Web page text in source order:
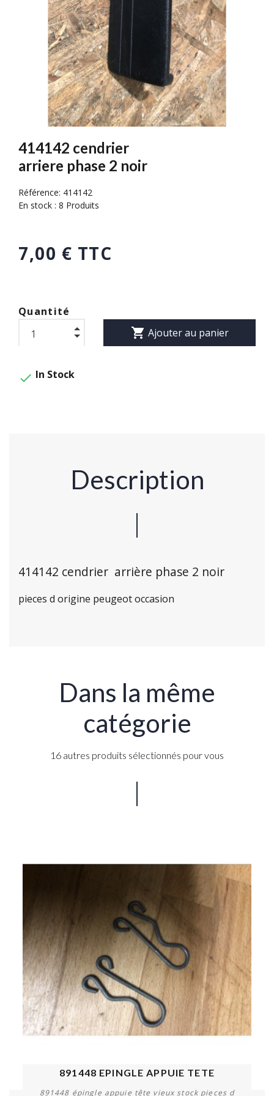
414142 cendrier
arriere phase 2 noir
Référence: 414142
En stock : 8 Produits
7,00 € TTC
Quantité
shopping_cart Ajouter au panier
 In Stock
Description
414142 cendrier arrière phase 2 noir
pieces d origine peugeot occasion
Dans la même
catégorie
16 autres produits sélectionnés pour vous
891448 EPINGLE APPUIE TETE
891448 épingle appuie tête vieux stock pieces d